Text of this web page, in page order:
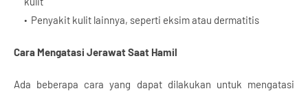
Penyakit kulit lainnya, seperti eksim atau dermatitis
Cara Mengatasi Jerawat Saat Hamil
Ada beberapa cara yang dapat dilakukan untuk mengatasi